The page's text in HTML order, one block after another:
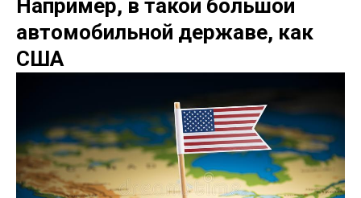
Например, в такой большой
автомобильной державе, как
США